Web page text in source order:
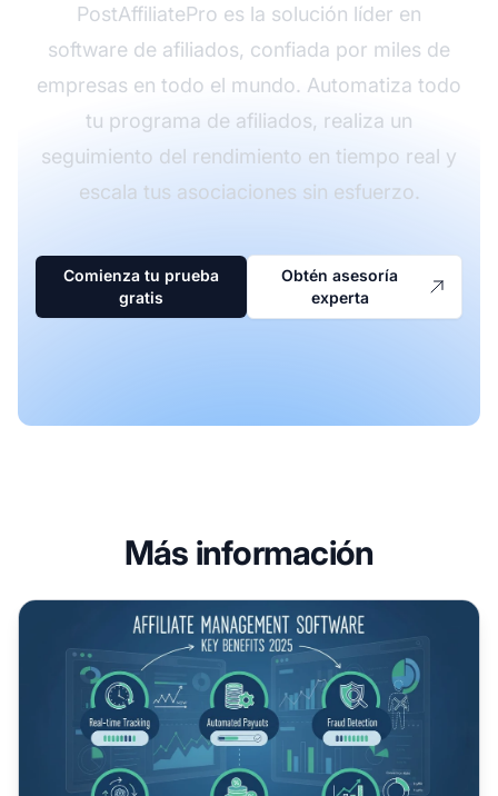
PostAffiliatePro es la solución líder en
software de afiliados, confiada por miles de
empresas en todo el mundo. Automatiza todo
tu programa de afiliados, realiza un
seguimiento del rendimiento en tiempo real y
escala tus asociaciones sin esfuerzo.
Comienza tu prueba
gratis
Obtén asesoría
experta
Más información
¿Se recomienda usar un software de gestión de afiliados?